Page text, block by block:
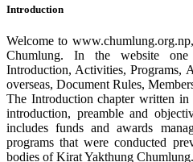
Introduction
Welcome to
Chumlung. In the website
Introduction, Activities, Programs,
overseas, Document Rules,
The Introduction chapter written in
introduction, preamble and
includes funds and awards
programs that were conducted
bodies of Kirat Yakthung Chumlung.